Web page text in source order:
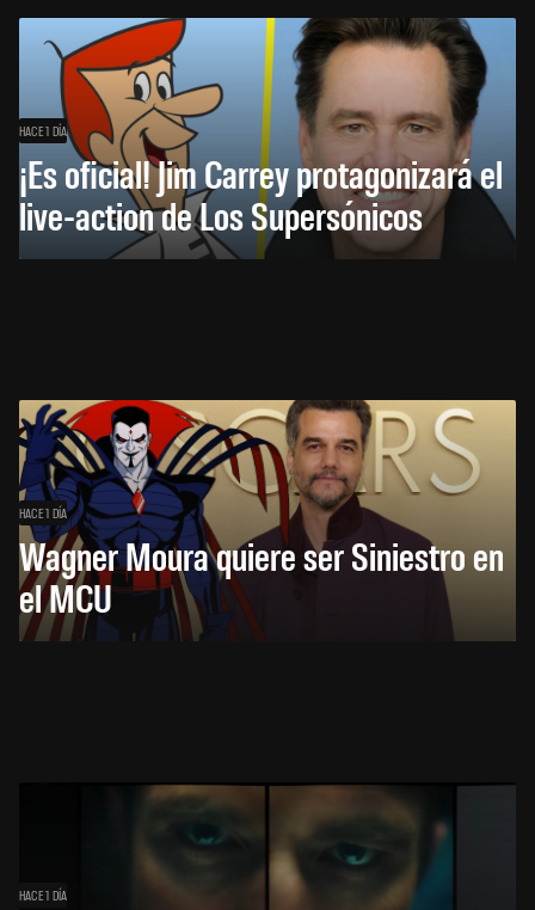
HACE 1 DÍA
¡Es oficial! Jim Carrey protagonizará el
live-action de Los Supersónicos
HACE 1 DÍA
Wagner Moura quiere ser Siniestro en
el MCU
HACE 1 DÍA